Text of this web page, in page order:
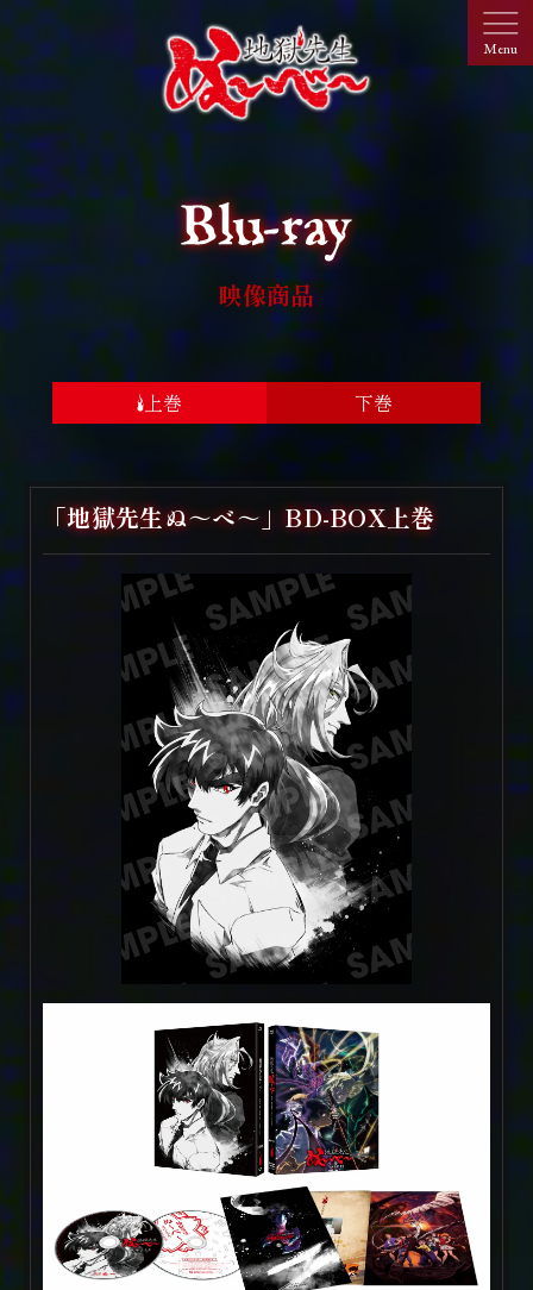
映像商品
上巻 下巻
「地獄先生ぬ～べ～」BD-BOX上巻